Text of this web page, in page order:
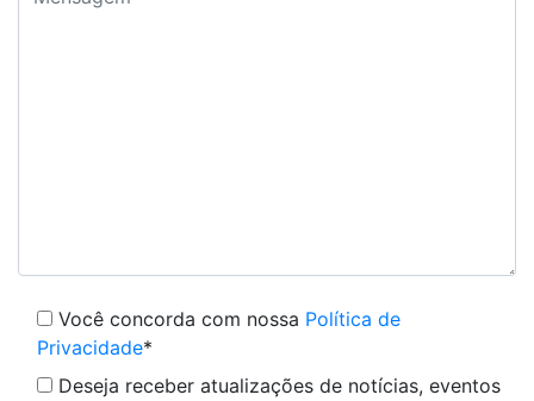
Você concorda com nossa Política de
Privacidade*
Deseja receber atualizações de notícias, eventos